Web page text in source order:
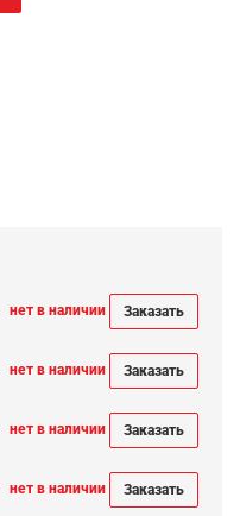
нет в наличии Заказать
нет в наличии Заказать
нет в наличии Заказать
нет в наличии Заказать